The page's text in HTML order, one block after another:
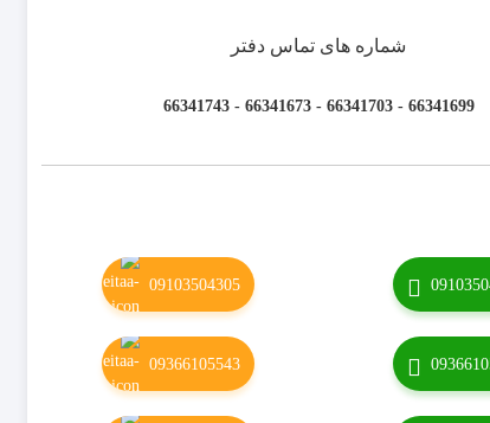
شماره های تماس دفتر
66341699 - 66341703 - 66341673 - 66341743
09103504305
09366105543